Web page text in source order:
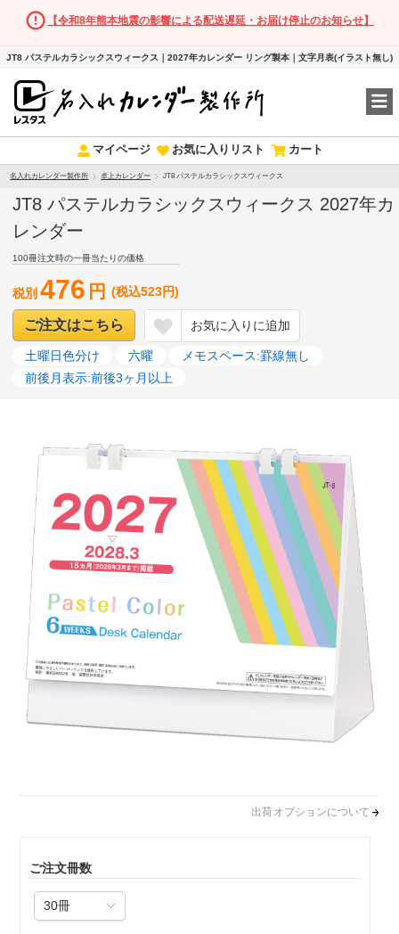
【令和8年熊本地震の影響による配送遅延・お届け停止のお知らせ】
JT8 パステルカラシックスウィークス｜2027年カレンダー リング製本｜文字月表(イラスト無し)
マイページ お気に入りリスト カート
名入れカレンダー製作所 卓上カレンダー JT8 パステルカラシックスウィークス
JT8 パステルカラシックスウィークス 2027年カ
レンダー
100冊注文時の一冊当たりの価格
税別476 円 (税込523円)
ご注文はこちら お気に入りに追加
土曜日色分け 六曜
メモスペース:罫線無し
前後月表示:前後3ヶ月以上
出荷オプションについて
ご注文冊数